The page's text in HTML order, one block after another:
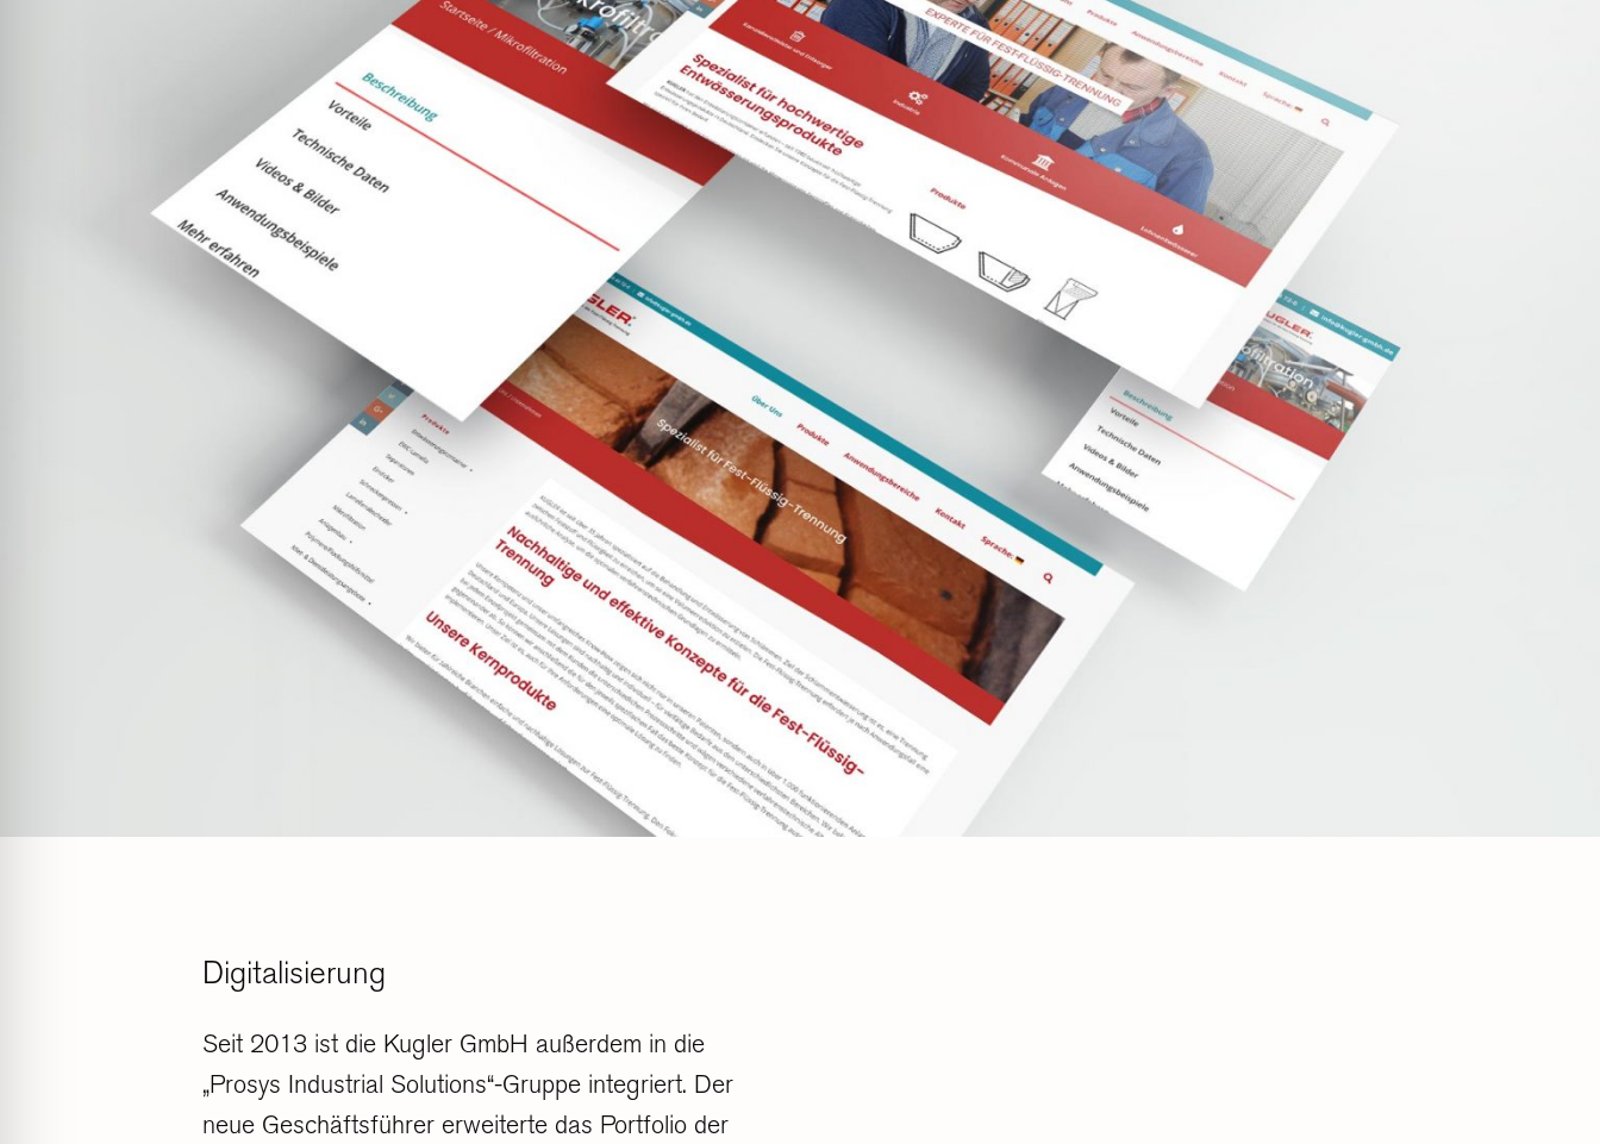
Digitalisierung
Seit 2013 ist die Kugler GmbH außerdem in die
„Prosys Industrial Solutions“-Gruppe integriert. Der
neue Geschäftsführer erweiterte das Portfolio der